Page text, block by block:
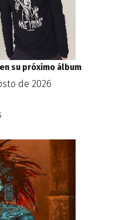
su próximo álbum
de 2026